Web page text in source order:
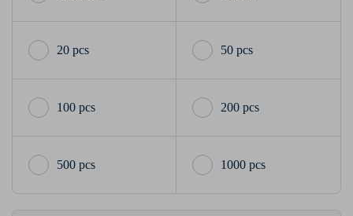
20 pcs 50 pcs
100 pcs 200 pcs
500 pcs 1000 pcs